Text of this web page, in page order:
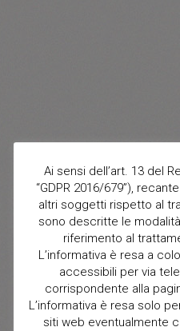
Ai sensi dell’art. 13 del
“GDPR 2016/679”),
altri soggetti rispetto al
sono descritte le
riferimento al
L’informativa è resa a
accessibili per via
corrispondente alla
L’informativa è resa solo
siti web eventualmente